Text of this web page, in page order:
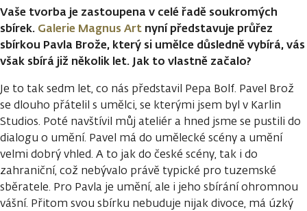
Vaše tvorba je zastoupena v celé řadě soukromých
sbírek. Galerie Magnus Art nyní představuje průřez
sbírkou Pavla Brože, který si umělce důsledně vybírá, vás
však sbírá již několik let. Jak to vlastně začalo?
Je to tak sedm let, co nás představil Pepa Bolf. Pavel Brož
se dlouho přátelil s umělci, se kterými jsem byl v Karlin
Studios. Poté navštívil můj ateliér a hned jsme se pustili do
dialogu o umění. Pavel má do umělecké scény a umění
velmi dobrý vhled. A to jak do české scény, tak i do
zahraniční, což nebývalo právě typické pro tuzemské
sběratele. Pro Pavla je umění, ale i jeho sbírání ohromnou
vášní. Přitom svou sbírku nebuduje nijak divoce, má úzký